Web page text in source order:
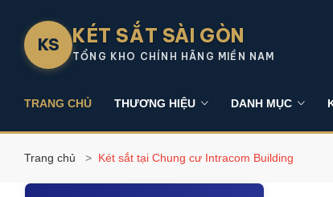
KS KÉT SẮT SÀI GÒN
TỔNG KHO CHÍNH HÃNG MIỀN NAM
TRANG CHỦ THƯƠNG HIỆU DANH MỤC
Trang chủ Két sắt tại Chung cư Intracom Building